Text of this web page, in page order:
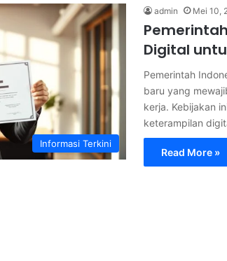
Informasi Terkini
admin Mei 10,
Digital
Pemerintah
baru yang
kerja. Kebijakan
keterampilan
Read More »